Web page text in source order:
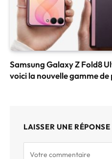
Samsung Galaxy Z Fold8
voici la nouvelle gamme
LAISSER UNE RÉPONSE